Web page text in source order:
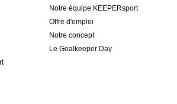
Notre équipe KEEPERsport
Offre d'emploi
Notre concept
Le Goalkeeper Day